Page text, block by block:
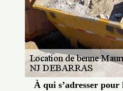
À qui s’adresser pour